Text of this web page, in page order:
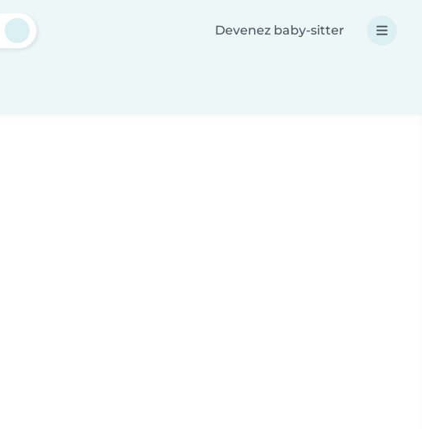
Devenez baby-sitter